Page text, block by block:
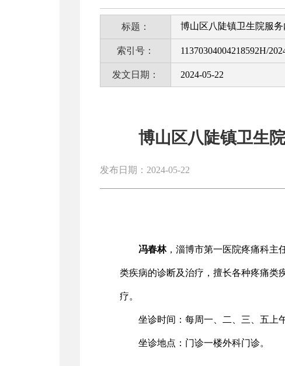
标题： 博山区八陡镇卫生院服
索引号： 11370304004218592H/
发文日期： 2024-05-22
博山区八陡镇卫生
发布日期：2024-05-22
冯春林，淄博市第一医院疼痛科主
类疾病的诊断及治疗，擅长各种疼痛类
疗。
坐诊时间：每周一、二、三、五上
坐诊地点：门诊一楼外科门诊。